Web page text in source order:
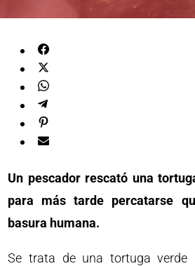
Un pescador rescató una
para más tarde percatarse
basura humana.
Se trata de una tortuga verde